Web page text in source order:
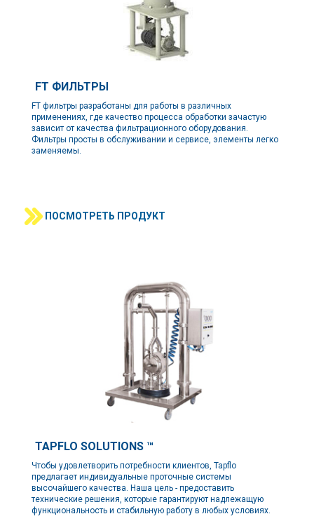
FT ФИЛЬТРЫ
FT фильтры разработаны для работы в различных
применениях, где качество процесса обработки зачастую
зависит от качества фильтрационного оборудования.
Фильтры просты в обслуживании и сервисе, элементы легко
заменяемы.
ПОСМОТРЕТЬ ПРОДУКТ
TAPFLO SOLUTIONS ™
Чтобы удовлетворить потребности клиентов, Tapflo
предлагает индивидуальные проточные системы
высочайшего качества. Наша цель - предоставить
технические решения, которые гарантируют надлежащую
функциональность и стабильную работу в любых условиях.